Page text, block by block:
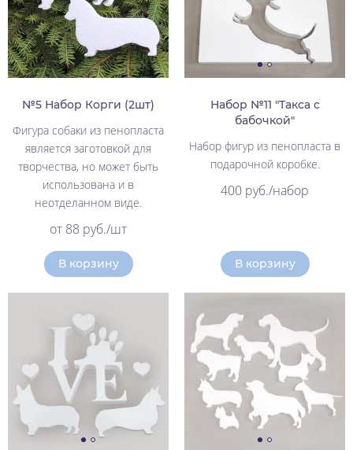
№5 Набор Корги (2шт)
Фигура собаки из пенопласта
является заготовкой для
творчества, но может быть
использована и в
неотделанном виде.
от 88 руб./шт
В корзину
Набор №11 "Такса с
бабочкой"
Набор фигур из пенопласта в
подарочной коробке.
400 руб./набор
В корзину